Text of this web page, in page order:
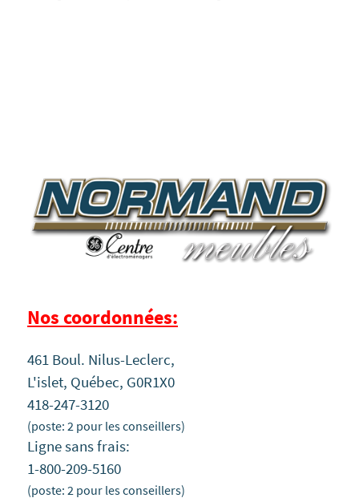
Nos coordonnées:
461 Boul. Nilus-Leclerc,
L'islet, Québec, G0R1X0
418-247-3120
(poste: 2 pour les conseillers)
Ligne sans frais:
1-800-209-5160
(poste: 2 pour les conseillers)